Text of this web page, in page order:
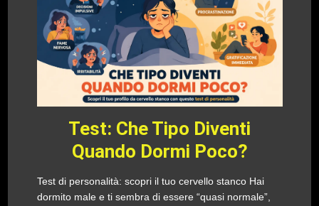
Test: Che Tipo Diventi
Quando Dormi Poco?
Test di personalità: scopri il tuo cervello stanco Hai
dormito male e ti sembra di essere “quasi normale”,